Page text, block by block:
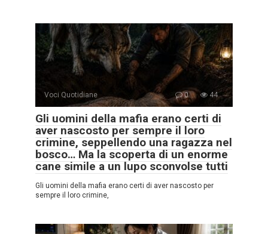
Voci Quotidiane 0 44
Gli uomini della mafia erano certi di
aver nascosto per sempre il loro
crimine, seppellendo una ragazza nel
bosco… Ma la scoperta di un enorme
cane simile a un lupo sconvolse tutti
Gli uomini della mafia erano certi di aver nascosto per
sempre il loro crimine,